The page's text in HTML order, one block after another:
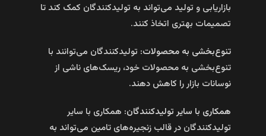
بازاریابی و تولید می‌تواند به تولیدکنندگان کمک کند تا
تصمیمات بهتری اتخاذ کنند.
تنوع‌بخشی به محصولات: تولیدکنندگان می‌توانند با
تنوع‌بخشی به محصولات خود، ریسک‌های ناشی از
نوسانات بازار را کاهش دهند.
همکاری با سایر تولیدکنندگان: همکاری با سایر
تولیدکنندگان در قالب زنجیره‌های تامین می‌تواند به